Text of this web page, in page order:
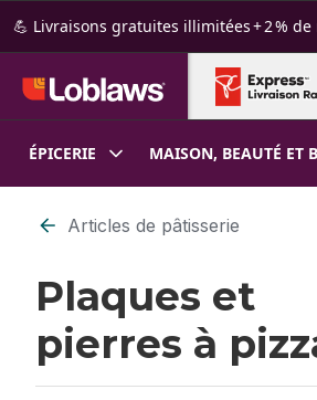
Passer au contenu principal
Passer au pied de page
💪 Livraisons gratuites illimitées + 2 %
ÉPICERIE MAISON, BEAUTÉ ET
Passer au filtrage du contenu
Articles de pâtisserie
Plaques et
pierres à